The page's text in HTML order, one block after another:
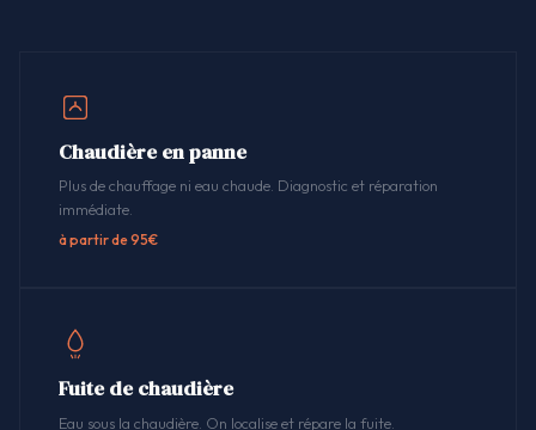
Chaudière en panne
Plus de chauffage ni eau chaude. Diagnostic et réparation
immédiate.
à partir de 95€
Fuite de chaudière
Eau sous la chaudière. On localise et répare la fuite.